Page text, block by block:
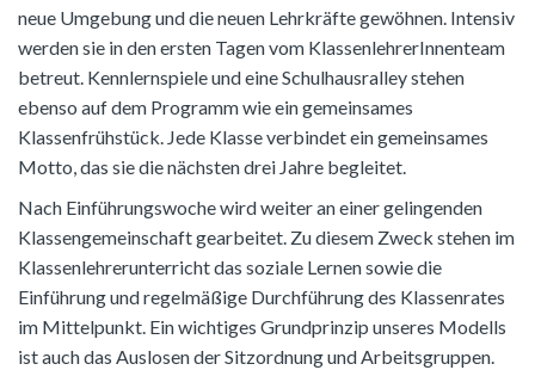
neue Umgebung und die neuen Lehrkräfte gewöhnen. Intensiv
werden sie in den ersten Tagen vom KlassenlehrerInnenteam
betreut. Kennlernspiele und eine Schulhausralley stehen
ebenso auf dem Programm wie ein gemeinsames
Klassenfrühstück. Jede Klasse verbindet ein gemeinsames
Motto, das sie die nächsten drei Jahre begleitet.
Nach Einführungswoche wird weiter an einer gelingenden
Klassengemeinschaft gearbeitet. Zu diesem Zweck stehen im
Klassenlehrerunterricht das soziale Lernen sowie die
Einführung und regelmäßige Durchführung des Klassenrates
im Mittelpunkt. Ein wichtiges Grundprinzip unseres Modells
ist auch das Auslosen der Sitzordnung und Arbeitsgruppen.